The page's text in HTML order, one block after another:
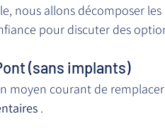
nous allons décomposer
pour discuter des
(sans implants)
moyen courant de
.